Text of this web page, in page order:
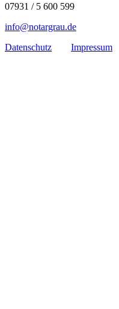
07931 / 5 600 599
info@notargrau.de
Datenschutz
Impressum